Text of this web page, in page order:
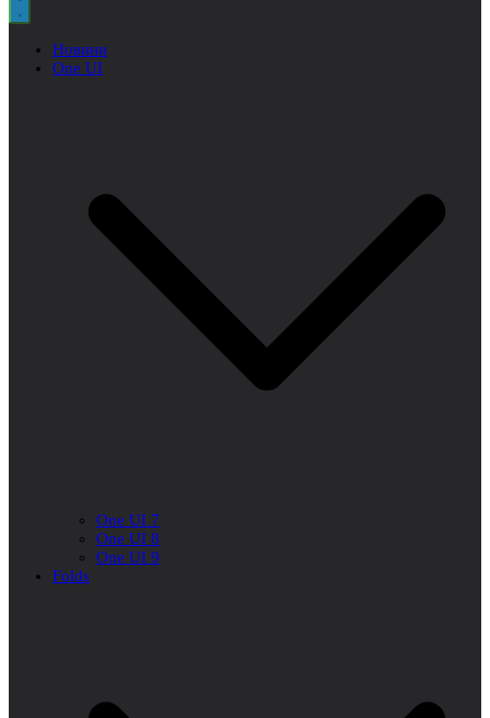
Новини
One UI
One UI 7
One UI 8
One UI 9
Folds